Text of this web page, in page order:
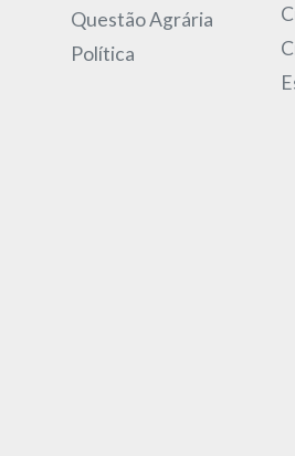
Questão Agrária
Política